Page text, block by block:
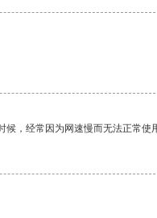
，经常因为网速慢而无法正常使